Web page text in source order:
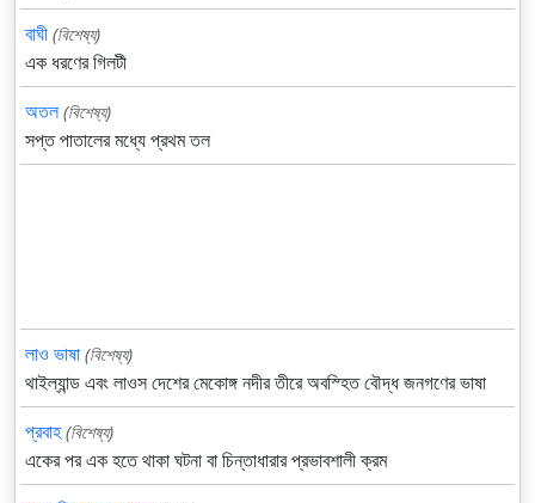
বাঘী (বিশেষ্য)
এক ধরণের গিলটী
অতল (বিশেষ্য)
সপ্ত পাতালের মধ্যে প্রথম তল
লাও ভাষা (বিশেষ্য)
থাইল্যান্ড এবং লাওস দেশের মেকোঙ্গ নদীর তীরে অবস্হিত বৌদ্ধ জনগণের ভাষা
প্রবাহ (বিশেষ্য)
একের পর এক হতে থাকা ঘটনা বা চিন্তাধারার প্রভাবশালী ক্রম